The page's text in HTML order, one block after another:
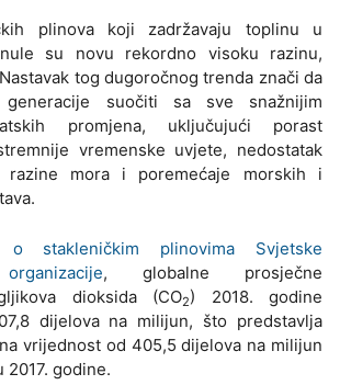
plinova koji zadržavaju toplinu u
su novu rekordno visoku razinu,
tog dugoročnog trenda znači da
suočiti sa sve snažnijim
promjena, uključujući porast
vremenske uvjete, nedostatak
razine mora i poremećaje morskih i
o stakleničkim plinovima Svjetske
, globalne prosječne
dioksida (CO2) 2018. godine
dijelova na milijun, što predstavlja
vrijednost od 405,5 dijelova na milijun
2017. godine.